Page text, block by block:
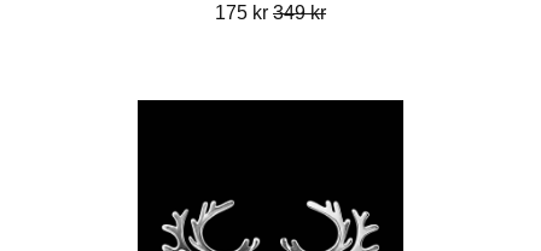
175 kr 349 kr